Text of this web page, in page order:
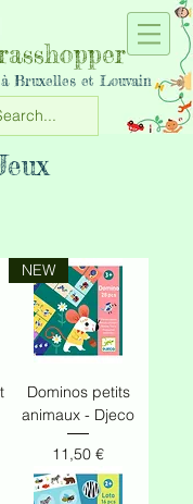
Bruxelles et Louvain
NEW
Dominos petits
animaux - Djeco
Prix
11,50 €